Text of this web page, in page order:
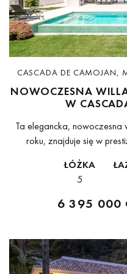
CASCADA DE CAMOJAN,
NOWOCZESNA
W
Ta elegancka,
roku, znajduje się w
dzielnic Marbelli. Jej
ŁÓŻKA
5
6 395 000